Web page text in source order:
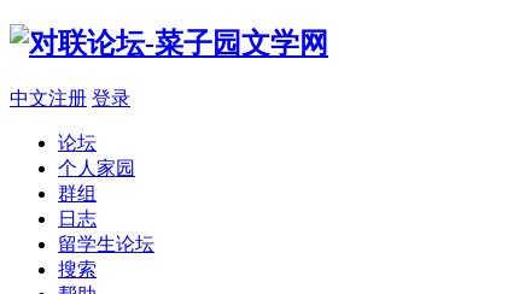
中文注册 登录
论坛
个人家园
群组
日志
留学生论坛
搜索